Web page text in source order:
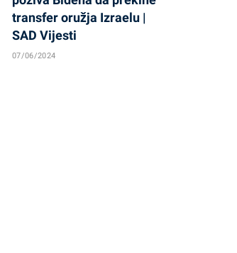
transfer oružja Izraelu |
SAD Vijesti
07/06/2024